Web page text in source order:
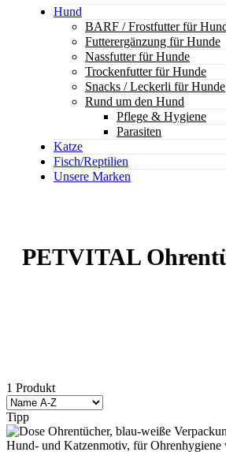
Hund
BARF / Frostfutter für
Futterergänzung für Hunde
Nassfutter für Hunde
Trockenfutter für Hunde
Snacks / Leckerli für Hunde
Rund um den Hund
Pflege & Hygiene
Parasiten
Katze
Fisch/Reptilien
Unsere Marken
PETVITAL
1 Produkt
Tipp